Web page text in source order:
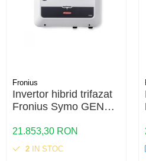
Fronius
Invertor hibrid trifazat
Fronius Symo GEN24
Backup Ready,
Eficienta 98.3%
21.853,30 RON
2 IN STOC